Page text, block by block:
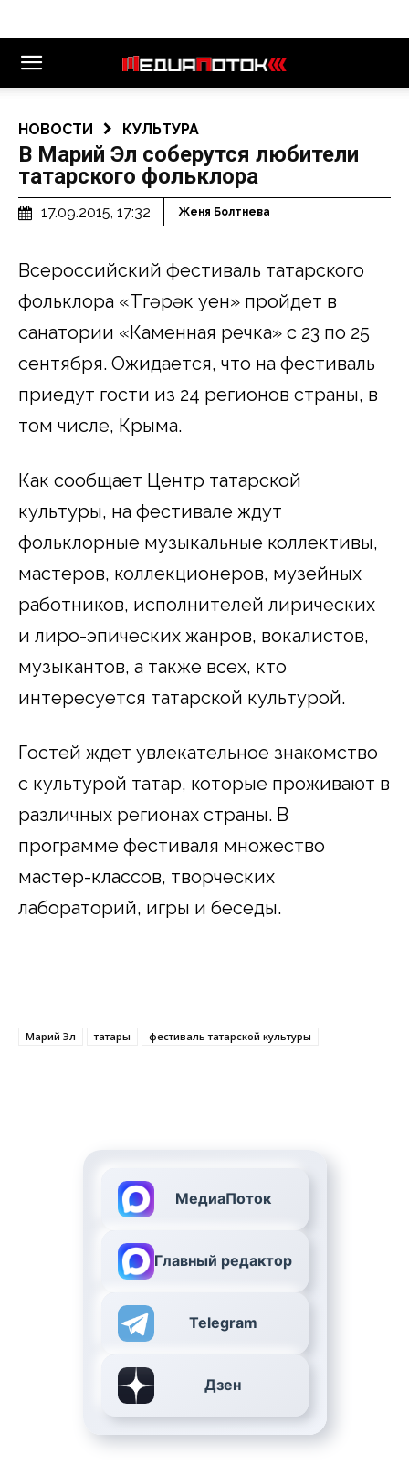
НОВОСТИ КУЛЬТУРА
В Марий Эл соберутся любители
татарского фольклора
17.09.2015, 17:32 Женя Болтнева
Всероссийский фестиваль татарского
фольклора «Түгәрәк уен» пройдет в
санатории «Каменная речка» с 23 по 25
сентября. Ожидается, что на фестиваль
приедут гости из 24 регионов страны, в
том числе, Крыма.
Как сообщает Центр татарской
культуры, на фестивале ждут
фольклорные музыкальные коллективы,
мастеров, коллекционеров, музейных
работников, исполнителей лирических
и лиро-эпических жанров, вокалистов,
музыкантов, а также всех, кто
интересуется татарской культурой.
Гостей ждет увлекательное знакомство
с культурой татар, которые проживают в
различных регионах страны. В
программе фестиваля множество
мастер-классов, творческих
лабораторий, игры и беседы.
Марий Эл татары фестиваль татарской культуры
МедиаПоток
Главный редактор
Telegram
Дзен